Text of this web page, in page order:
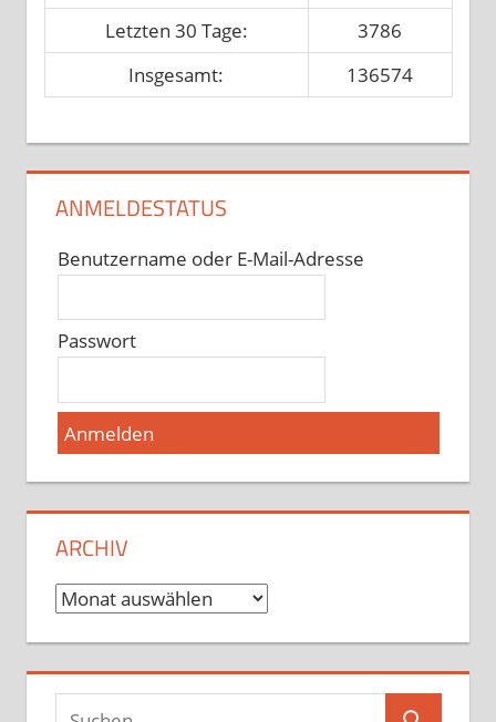
Letzten 30 Tage:
3786
Insgesamt:
136574
ANMELDESTATUS
Benutzername oder E-Mail-Adresse
Passwort
ARCHIV
Archiv
Suchen